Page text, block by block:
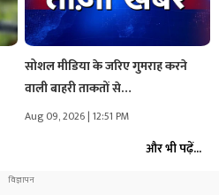
सोशल मीडिया के जरिए गुमराह करने
वाली बाहरी ताकतों से…
Aug 09, 2026 | 12:51 PM
और भी पढ़ें...